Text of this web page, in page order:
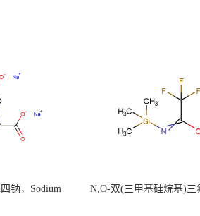
钠，Sodium
N,O-双(三甲基硅烷基)三